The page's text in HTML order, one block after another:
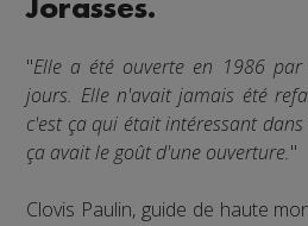
Jorasses.
"Elle a été ouverte en 1986
jours. Elle n'avait jamais été
c'est ça qui était intéressant
ça avait le goût d'une ouverture."
Clovis Paulin, guide de haute